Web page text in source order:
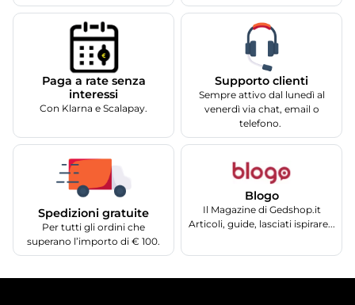
Paga a rate senza
interessi
Con Klarna e Scalapay.
Supporto clienti
Sempre attivo dal lunedì al
venerdì via chat, email o
telefono.
Spedizioni gratuite
Per tutti gli ordini che
superano l’importo di € 100.
Blogo
Il Magazine di Gedshop.it
Articoli, guide, lasciati ispirare...